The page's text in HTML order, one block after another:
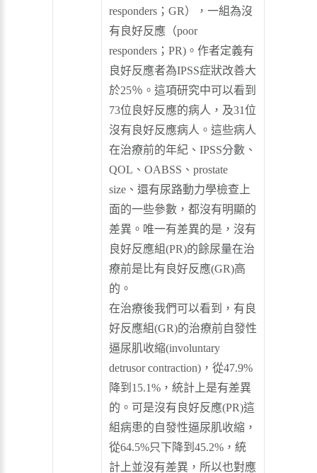
responders；GR），一組為沒
有良好反應（poor
responders；PR)。作者定義有
良好反應者為IPSS症狀改善大
於25％。這項研究中可以看到
73位良好反應的病人，及31位
沒有良好反應病人。這些病人
在治療前的年紀、IPSS分數、
QOL、OABSS、prostate
size、還有尿路動力學檢查上
面的一些參數，都沒有明顯的
差異。唯一有差異的是，沒有
良好反應組(PR)的餘尿量在治
療前是比有良好反應(GR)高
的。
在治療後我們可以看到，有良
好反應組(GR)的治療前自發性
逼尿肌收縮(involuntary
detrusor contraction)，從47.9%
降到15.1%，統計上是有差異
的。可是沒有良好反應(PR)這
組病患的自發性逼尿肌收縮，
從64.5%只下降到45.2%，統
計上並沒有差異，所以也對應